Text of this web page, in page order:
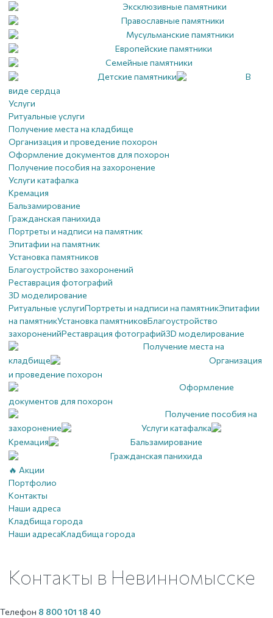
Эксклюзивные памятники
Православные памятники
Мусульманские памятники
Европейские памятники
Семейные памятники
Детские памятники
В
виде сердца
Услуги
Ритуальные услуги
Получение места на кладбище
Организация и проведение похорон
Оформление документов для похорон
Получение пособия на захоронение
Услуги катафалка
Кремация
Бальзамирование
Гражданская панихида
Портреты и надписи на памятник
Эпитафии на памятник
Установка памятников
Благоустройство захоронений
Реставрация фотографий
3D моделирование
Ритуальные услугиПортреты и надписи на памятникЭпитафии
на памятникУстановка памятниковБлагоустройство
захороненийРеставрация фотографий3D моделирование
Получение места на
кладбище
Организация
и проведение похорон
Оформление
документов для похорон
Получение пособия на
захоронение
Услуги катафалка
Кремация
Бальзамирование
Гражданская панихида
🔥 Акции
Портфолио
Контакты
Наши адреса
Кладбища города
Наши адресаКладбища города
Контакты в Невинномысске
Телефон 8 800 101 18 40